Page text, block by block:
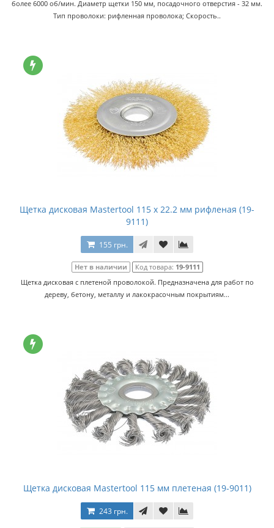
более 6000 об/мин. Диаметр щетки 150 мм, посадочного отверстия - 32 мм.
Тип проволоки: рифленная проволока; Скорость..
Щетка дисковая Mastertool 115 x 22.2 мм рифленая (19-
9111)
155 грн.
Нет в наличии Код товара: 19-9111
Щетка дисковая с плетеной проволокой. Предназначена для работ по
дереву, бетону, металлу и лакокрасочным покрытиям...
Щетка дисковая Mastertool 115 мм плетеная (19-9011)
243 грн.